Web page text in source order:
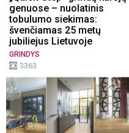
genuose – nuolatinis
tobulumo siekimas:
švenčiamas 25 metų
jubiliejus Lietuvoje
GRINDYS
3363